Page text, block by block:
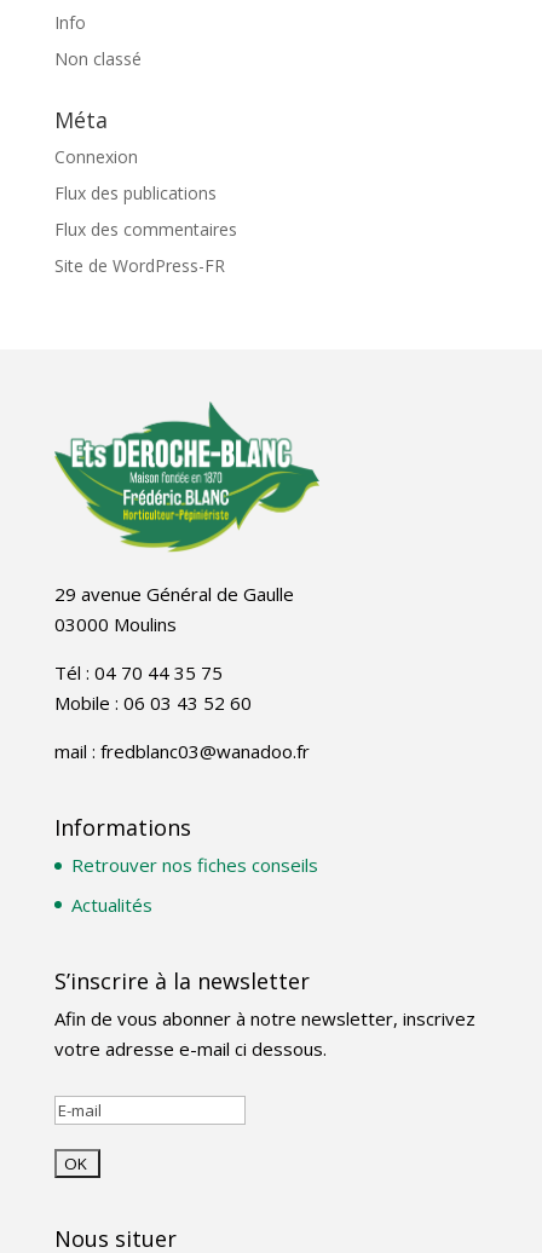
Info
Non classé
Méta
Connexion
Flux des publications
Flux des commentaires
Site de WordPress-FR
29 avenue Général de Gaulle
03000 Moulins
Tél : 04 70 44 35 75
Mobile : 06 03 43 52 60
mail : fredblanc03@wanadoo.fr
Informations
Retrouver nos fiches conseils
Actualités
S’inscrire à la newsletter
Afin de vous abonner à notre newsletter, inscrivez
votre adresse e-mail ci dessous.
Nous situer